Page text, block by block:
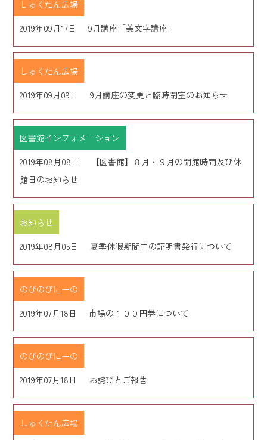
しゅくたん広場
2019年09月17日
9月講座「美文字講座」
しゅくたん広場
2019年09月09日
9月講座の変更と臨時閉室のお知らせ
図書館インフォメーション
2019年08月08日
【図書館】８月・９月の開館時間及び休
館日のお知らせ
お知らせ
2019年08月05日
夏季休暇期間中の証明書発行について
のびのびにーの
2019年07月18日
市場の１００円券について
のびのびにーの
2019年07月18日
お詫びとご報告
しゅくたん広場